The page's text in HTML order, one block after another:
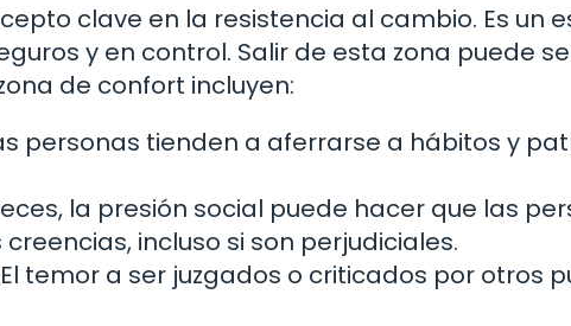
clave en la resistencia al cambio. Es un
y en control. Salir de esta zona puede
de confort incluyen:
personas tienden a aferrarse a hábitos y
la presión social puede hacer que las
incluso si son perjudiciales.
El temor a ser juzgados o criticados por otros